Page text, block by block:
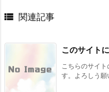
 関連記事
このサイト
こちらのサイ
す。よろしう